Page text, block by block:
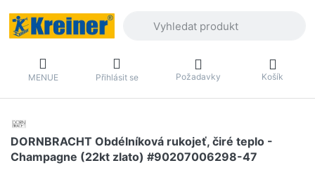
MENUE Přihlásit se Požadavky Košík
DORNBRACHT Obdélníková rukojeť, čiré teplo -
Champagne (22kt zlato) #90207006298-47